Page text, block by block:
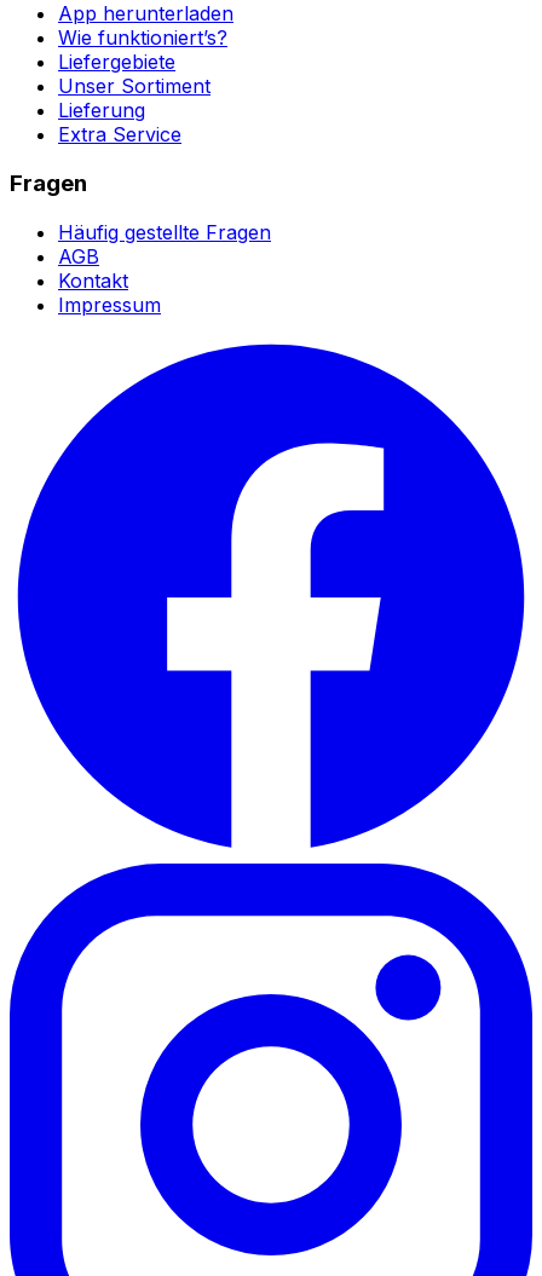
App herunterladen
Wie funktioniert’s?
Liefergebiete
Unser Sortiment
Lieferung
Extra Service
Fragen
Häufig gestellte Fragen
AGB
Kontakt
Impressum